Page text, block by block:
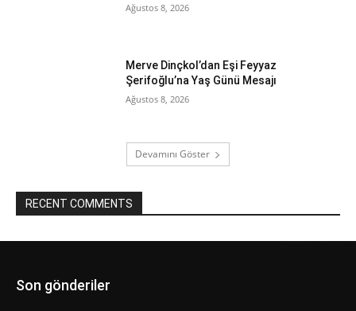
Ağustos 8, 2026
Merve Dinçkol’dan Eşi Feyyaz
Şerifoğlu’na Yaş Günü Mesajı
Ağustos 8, 2026
Devamını Göster
RECENT COMMENTS
Son gönderiler